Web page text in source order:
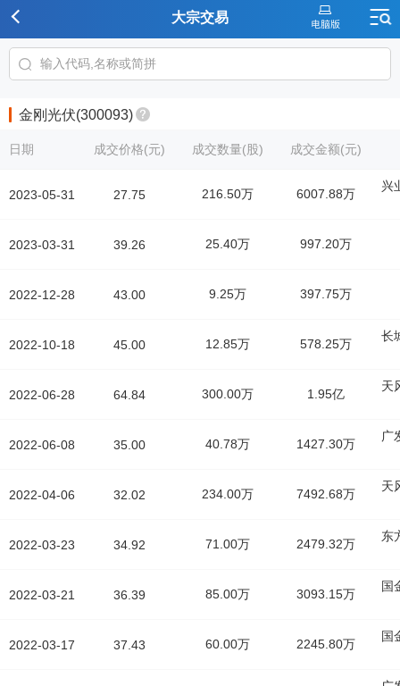
大宗交易
金刚光伏(300093)
日期
2023-05-31
2023-03-31
2022-12-28
2022-10-18
2022-06-28
2022-06-08
2022-04-06
2022-03-23
2022-03-21
2022-03-17
成交价格(元) 成交数量(股) 成交金额(元)
27.75 216.50万 6007.88万
兴
39.26 25.40万 997.20万
43.00 9.25万 397.75万
45.00 12.85万 578.25万
长
64.84 300.00万 1.95亿
天
35.00 40.78万 1427.30万
广
32.02 234.00万 7492.68万
天
34.92 71.00万 2479.32万
东
36.39 85.00万 3093.15万
国
37.43 60.00万 2245.80万
国